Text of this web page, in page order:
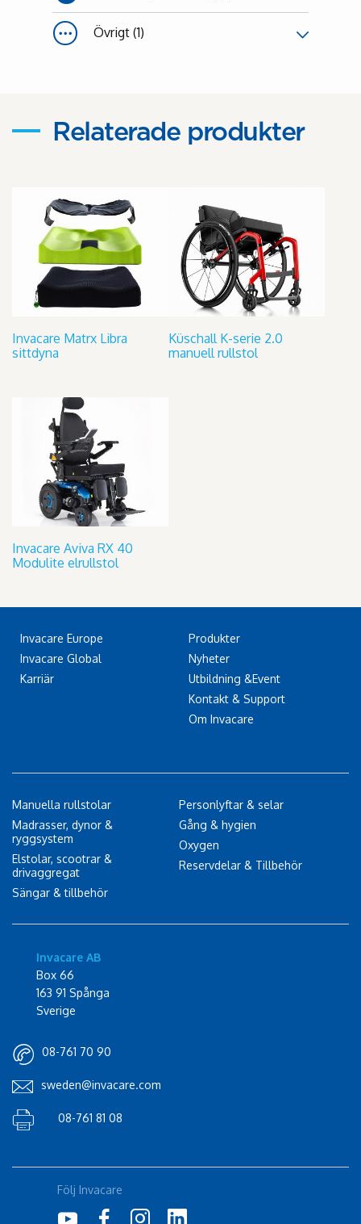
Övrigt (1)
Relaterade produkter
Invacare Matrx Libra
sittdyna
Küschall K-serie 2.0
manuell rullstol
Invacare Aviva RX 40
Modulite elrullstol
Invacare Europe
Invacare Global
Karriär
Produkter
Nyheter
Utbildning &Event
Kontakt & Support
Om Invacare
Manuella rullstolar
Madrasser, dynor &
ryggsystem
Elstolar, scootrar &
drivaggregat
Sängar & tillbehör
Personlyftar & selar
Gång & hygien
Oxygen
Reservdelar & Tillbehör
Invacare AB
Box 66
163 91 Spånga
Sverige
08-761 70 90
sweden@invacare.com
08-761 81 08
Följ Invacare